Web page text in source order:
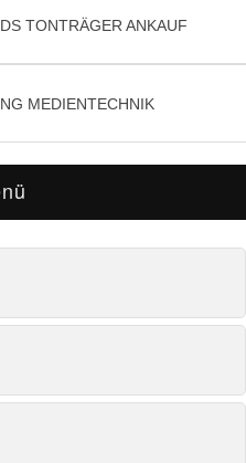
TONTRÄGER ANKAUF
MEDIENTECHNIK